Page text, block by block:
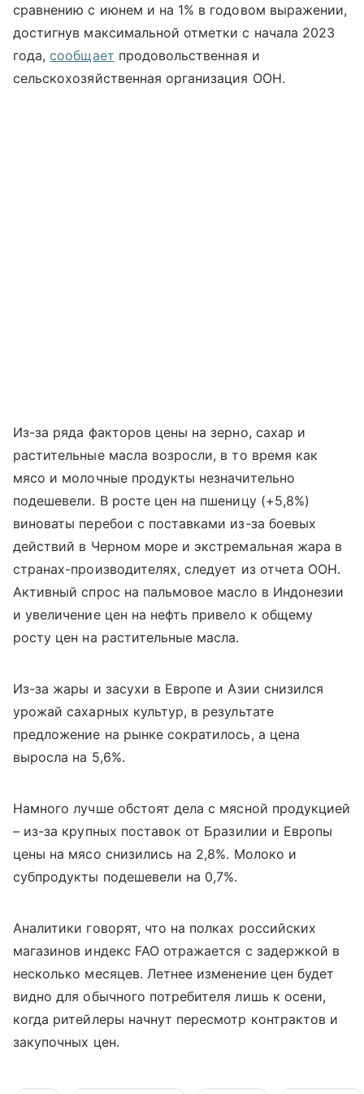
сравнению с июнем и на 1% в годовом выражении,
достигнув максимальной отметки с начала 2023
года,сообщает продовольственная и
сельскохозяйственная организация ООН.
Из-за ряда факторов цены на зерно, сахар и
растительные масла возросли, в то время как
мясо и молочные продукты незначительно
подешевели. В росте цен на пшеницу (+5,8%)
виноваты перебои с поставками из-за боевых
действий в Черном море и экстремальная жара в
странах-производителях, следует из отчета ООН.
Активный спрос на пальмовое масло в Индонезии
и увеличение цен на нефть привело к общему
росту цен на растительные масла.
Из-за жары и засухи в Европе и Азии снизился
урожай сахарных культур, в результате
предложение на рынке сократилось, а цена
выросла на 5,6%.
Намного лучше обстоят дела с мясной продукцией
– из-за крупных поставок от Бразилии и Европы
цены на мясо снизились на 2,8%. Молоко и
субпродукты подешевели на 0,7%.
Аналитики говорят, что на полках российских
магазинов индекс FAO отражается с задержкой в
несколько месяцев. Летнее изменение цен будет
видно для обычного потребителя лишь к осени,
когда ритейлеры начнут пересмотр контрактов и
закупочных цен.